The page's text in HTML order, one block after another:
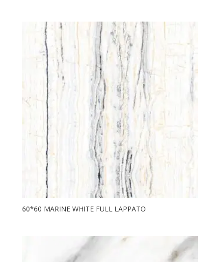
60*60 MARINE WHITE FULL LAPPATO